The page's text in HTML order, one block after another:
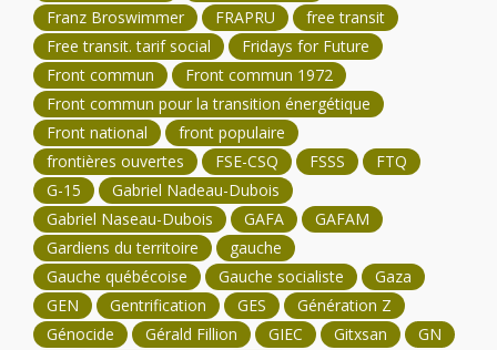
Franz Broswimmer
FRAPRU
free transit
Free transit. tarif social
Fridays for Future
Front commun
Front commun 1972
Front commun pour la transition énergétique
Front national
front populaire
frontières ouvertes
FSE-CSQ FSSS
FTQ
G-15
Gabriel Nadeau-Dubois
Gabriel Naseau-Dubois
GAFA
GAFAM
Gardiens du territoire
gauche
Gauche québécoise
Gauche socialiste
Gaza
GEN
Gentrification GES
Génération Z
Génocide
Gérald Fillion GIEC Gitxsan
GN